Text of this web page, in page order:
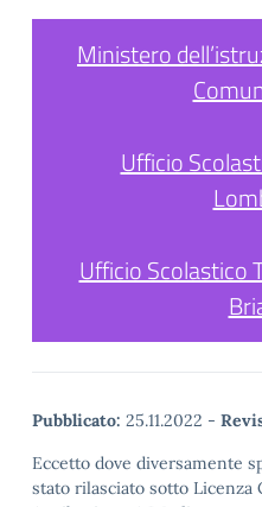
Ministero
Ufficio
Ufficio Scolastico
Pubblicato: 25.11.2022 -
Eccetto dove diversamente
stato rilasciato sotto Licenza